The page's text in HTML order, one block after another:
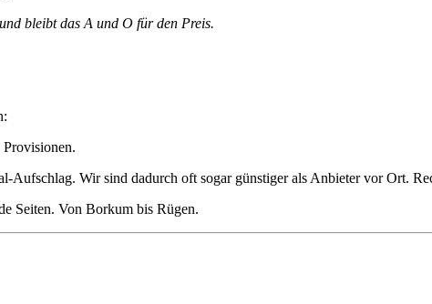
bleibt das A und O für den Preis.
Wir sind dadurch oft sogar günstiger als Anbieter vor Ort.
Seiten. Von Borkum bis Rügen.